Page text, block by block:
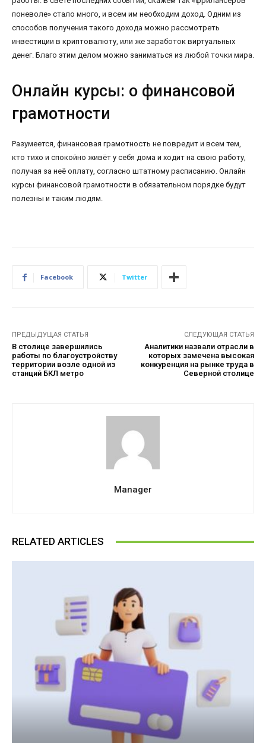
поневоле» стало много, и всем им необходим доход. Одним из
способов получения такого дохода можно рассмотреть
инвестиции в криптовалюту, или же заработок виртуальных
денег. Благо этим делом можно заниматься из любой точки мира.
Онлайн курсы: о финансовой
грамотности
Разумеется, финансовая грамотность не повредит и всем тем,
кто тихо и спокойно живёт у себя дома и ходит на свою работу,
получая за неё оплату, согласно штатному расписанию. Онлайн
курсы финансовой грамотности в обязательном порядке будут
полезны и таким людям.
Facebook Twitter
ПРЕДЫДУЩАЯ СТАТЬЯ
В столице завершились
работы по благоустройству
территории возле одной из
станций БКЛ метро
СЛЕДУЮЩАЯ СТАТЬЯ
Аналитики назвали отрасли в
которых замечена высокая
конкуренция на рынке труда в
Северной столице
Manager
RELATED ARTICLES